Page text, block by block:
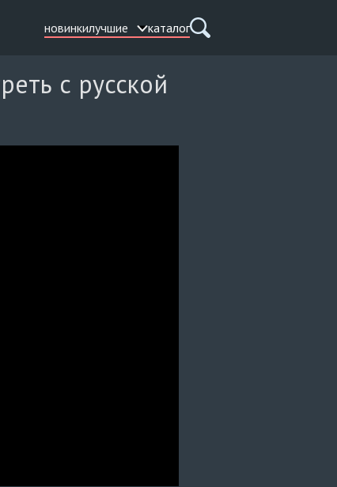
новинкилучшие каталог
с русской